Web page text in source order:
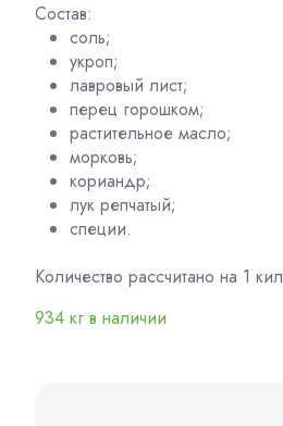
Состав:
соль;
укроп;
лавровый лист;
перец горошком;
растительное масло;
морковь;
кориандр;
лук репчатый;
специи.
Количество рассчитано на 1
934 кг в наличии